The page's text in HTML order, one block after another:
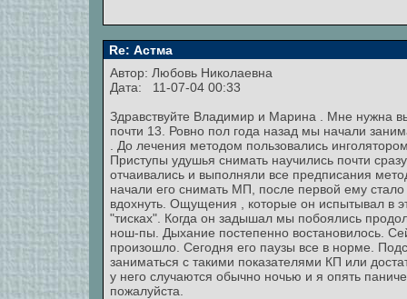
Re: Астма
Автор: Любовь Николаевна
Дата: 11-07-04 00:33
Здравствуйте Владимир и Марина . Мне нужна
почти 13. Ровно пол года назад мы начали
. До лечения методом пользовались
Приступы удушья снимать научились почти
отчаивались и выполняли все предписания
начали его снимать МП, после первой ему
вдохнуть. Ощущения , которые он испытывал в
"тисках". Когда он задышал мы побоялись
нош-пы. Дыхание постепенно востановилось.
произошло. Сегодня его паузы все в норме.
заниматься с такими показателями КП или
у него случаются обычно ночью и я опять
пожалуйста.